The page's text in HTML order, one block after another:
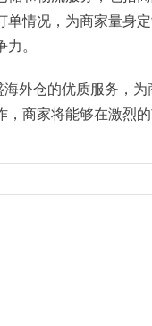
情况，为商家量身
。
外仓的优质服务，
商家将能够在激烈